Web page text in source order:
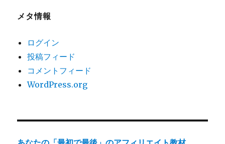
メタ情報
ログイン
投稿フィード
コメントフィード
WordPress.org